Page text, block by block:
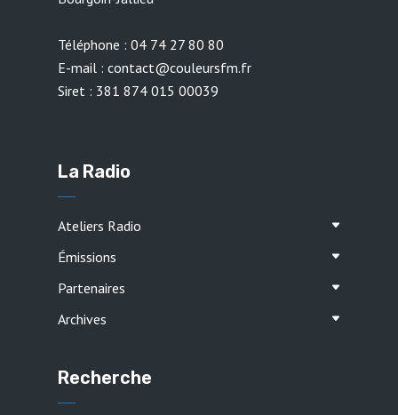
Téléphone : 04 74 27 80 80
E-mail : contact@couleursfm.fr
Siret : 381 874 015 00039
La Radio
Ateliers Radio
Émissions
Partenaires
Archives
Recherche